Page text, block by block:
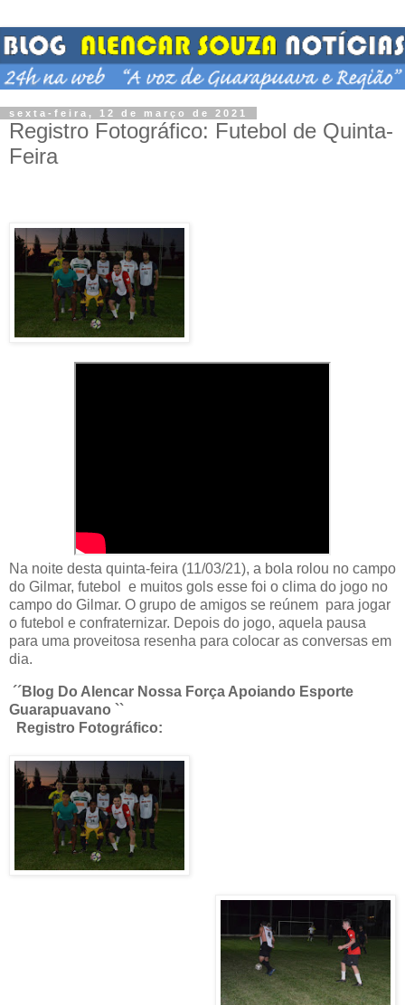
sexta-feira, 12 de março de 2021
Registro Fotográfico: Futebol de Quinta-
Feira
Na noite desta quinta-feira (11/03/21), a bola rolou no campo
do Gilmar, futebol e muitos gols esse foi o clima do jogo no
campo do Gilmar. O grupo de amigos se reúnem para jogar
o futebol e confraternizar. Depois do jogo, aquela pausa
para uma proveitosa resenha para colocar as conversas em
dia.
´´Blog Do Alencar Nossa Força Apoiando Esporte
Guarapuavano ``
Registro Fotográfico: